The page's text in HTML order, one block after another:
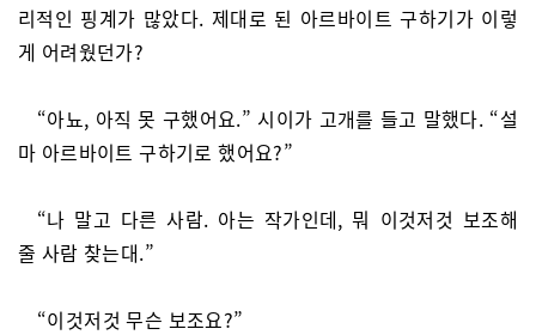
리적인 핑계가 많았다. 제대로 된 아르바이트 구하기가 이렇
게 어려웠던가?
“아뇨, 아직 못 구했어요.” 시이가 고개를 들고 말했다. “설
마 아르바이트 구하기로 했어요?”
“나 말고 다른 사람. 아는 작가인데, 뭐 이것저것 보조해
줄 사람 찾는대.”
“이것저것 무슨 보조요?”